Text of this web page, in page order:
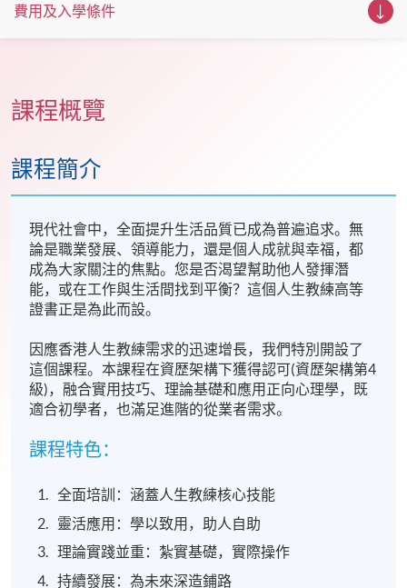
費用及入學條件
課程概覽
課程簡介
現代社會中，全面提升生活品質已成為普遍追求。無
論是職業發展、領導能力，還是個人成就與幸福，都
成為大家關注的焦點。您是否渴望幫助他人發揮潛
能，或在工作與生活間找到平衡？這個人生教練高等
證書正是為此而設。
因應香港人生教練需求的迅速增長，我們特別開設了
這個課程。本課程在資歴架構下獲得認可(資歴架構第4
級)，融合實用技巧、理論基礎和應用正向心理學，既
適合初學者，也滿足進階的從業者需求。
課程特色：
全面培訓：涵蓋人生教練核心技能
靈活應用：學以致用，助人自助
理論實踐並重：紮實基礎，實際操作
持續發展：為未來深造鋪路